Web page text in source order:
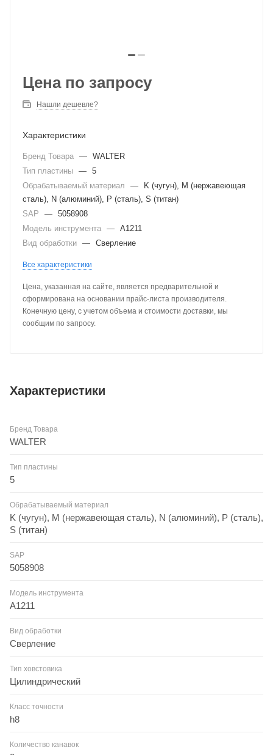
Цена по запросу
Нашли дешевле?
Характеристики
Бренд Товара — WALTER
Тип пластины — 5
Обрабатываемый материал
—
K (чугун), M (нержавеющая
сталь), N (алюминий), P (сталь), S (титан)
SAP
— 5058908
Модель инструмента — A1211
Вид обработки — Сверление
Все характеристики
Цена, указанная на сайте, является предварительной и
сформирована на основании прайс-листа производителя.
Конечную цену, с учетом объема и стоимости доставки, мы
сообщим по запросу.
Характеристики
Бренд Товара
WALTER
Тип пластины
5
Обрабатываемый материал
K (чугун), M (нержавеющая сталь), N (алюминий), P (сталь),
S (титан)
SAP
5058908
Модель инструмента
A1211
Вид обработки
Сверление
Тип ховстовика
Цилиндрический
Класс точности
h8
Количество канавок